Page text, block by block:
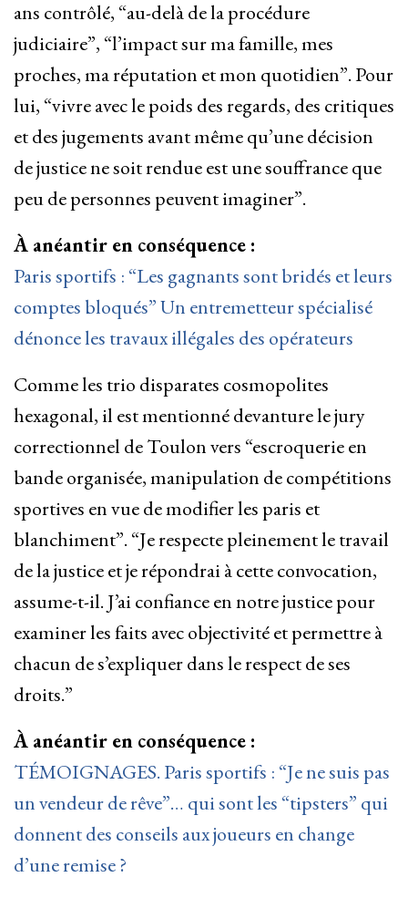
ans contrôlé, “au-delà de la procédure
judiciaire”, “l’impact sur ma famille, mes
proches, ma réputation et mon quotidien”. Pour
lui, “vivre avec le poids des regards, des critiques
et des jugements avant même qu’une décision
de justice ne soit rendue est une souffrance que
peu de personnes peuvent imaginer”.
À anéantir en conséquence :
Paris sportifs : “Les gagnants sont bridés et leurs
comptes bloqués” Un entremetteur spécialisé
dénonce les travaux illégales des opérateurs
Comme les trio disparates cosmopolites
hexagonal, il est mentionné devanture le jury
correctionnel de Toulon vers “escroquerie en
bande organisée, manipulation de compétitions
sportives en vue de modifier les paris et
blanchiment”. “Je respecte pleinement le travail
de la justice et je répondrai à cette convocation,
assume-t-il. J’ai confiance en notre justice pour
examiner les faits avec objectivité et permettre à
chacun de s’expliquer dans le respect de ses
droits.”
À anéantir en conséquence :
TÉMOIGNAGES. Paris sportifs : “Je ne suis pas
un vendeur de rêve”… qui sont les “tipsters” qui
donnent des conseils aux joueurs en change
d’une remise ?